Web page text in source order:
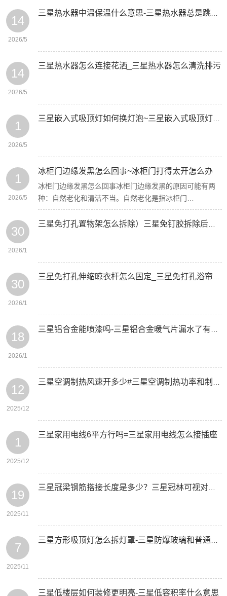
14
2026/5
14
2026/5
三星热水器怎么连接花洒_三星热水器怎么清洗排污
1
2026/5
1
2026/5
冰柜门边缘发黑怎么回事~冰柜门打得太开怎么办
冰柜门边缘发黑怎么回事冰柜门边缘发黑的原因可能有两
种：自然老化和清洁不当。自然老化是指冰柜门…
30
2026/1
30
2026/1
18
2026/1
12
2025/12
1
2025/12
三星家用电线6平方行吗=三星家用电线怎么接插座
19
2025/11
7
2025/11
三星低楼层如何装修更明亮-三星低容积率什么意思